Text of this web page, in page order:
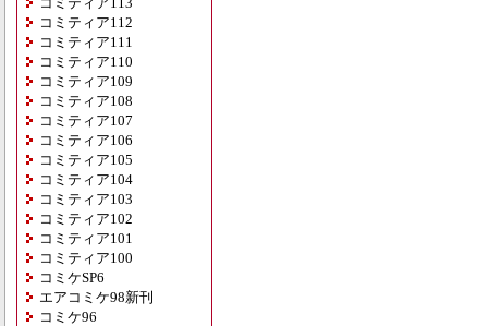
コミティア112
コミティア111
コミティア110
コミティア109
コミティア108
コミティア107
コミティア106
コミティア105
コミティア104
コミティア103
コミティア102
コミティア101
コミティア100
コミケSP6
エアコミケ98新刊
コミケ96